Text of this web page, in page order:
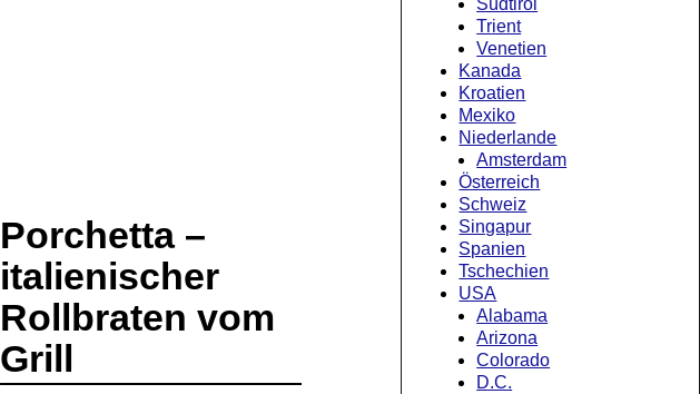
Porchetta –
italienischer
Rollbraten vom
Grill
Südtirol
Trient
Venetien
Kanada
Kroatien
Mexiko
Niederlande
Amsterdam
Österreich
Schweiz
Singapur
Spanien
Tschechien
USA
Alabama
Arizona
Colorado
D.C.